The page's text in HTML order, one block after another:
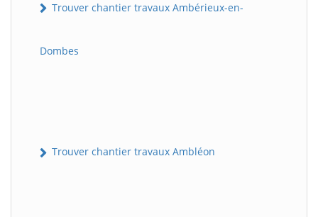
Trouver chantier travaux Ambérieux-en-
Dombes
Trouver chantier travaux Ambléon